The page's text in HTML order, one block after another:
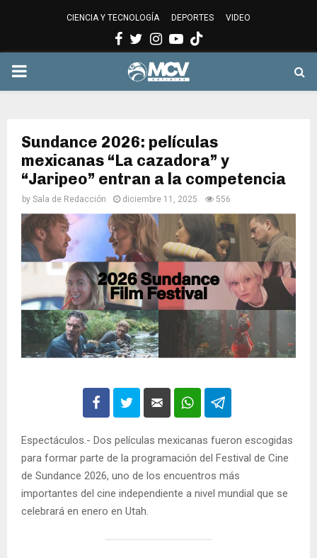
CIENCIA Y TECNOLOGÍA DEPORTES VIDEO
Facebook
Twitter
Instagram
Youtube
PRIMARY
Sundance 2026: películas
mexicanas “La cazadora” y
“Jaripeo” entran a la competencia
by Sala de Redacción diciembre 11, 2025 556
Espectáculos.- Dos películas mexicanas fueron escogidas
para formar parte de la programación del Festival de Cine
de Sundance 2026, uno de los encuentros más
importantes del cine independiente a nivel mundial que se
celebrará en enero en Utah.